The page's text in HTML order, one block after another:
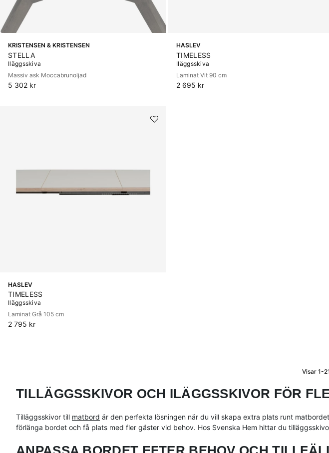
KRISTENSEN & KRISTENSEN
STELLA
Iläggsskiva
Massiv ask Moccabrunoljad
5 302 kr
HASLEV
TIMELESS
Iläggsskiva
Laminat Vit 90 cm
2 695 kr
HASLEV
TIMELESS
Iläggsskiva
Laminat Grå 105 cm
2 795 kr
Visar 1-
TILLÄGGSSKIVOR OCH ILÄGGSSKIVOR FÖR
Tilläggsskivor till matbord är den perfekta lösningen när du vill skapa extra plats runt
förlänga bordet och få plats med fler gäster vid behov. Hos Svenska Hem hittar du